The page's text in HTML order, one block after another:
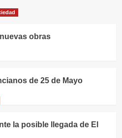
obras
de 25 de Mayo
la posible llegada de El